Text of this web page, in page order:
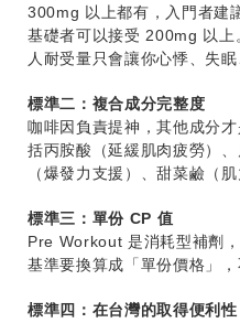
300mg 以上都有，入門者建
基礎者可以接受 200mg 以上
人耐受量只會讓你心悸、失眠
標準二：複合成分完整度
咖啡因負責提神，其他成分
括丙胺酸（延緩肌肉疲勞）
（爆發力支援）、甜菜鹼（肌
標準三：單份 CP 值
Pre Workout 是消耗型補劑
基準要換算成「單份價格」，
標準四：在台灣的取得便利性